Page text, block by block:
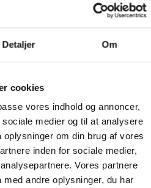
Detaljer Om
cookies
vores indhold og annoncer,
medier og til at analysere
om din brug af vores
inden for sociale medier,
Vores partnere
andre oplysninger, du har
nyhedsbrev og
Du deltager samtidig i
et ophold for 2